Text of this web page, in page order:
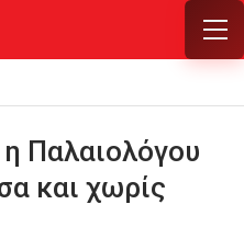
Παλαιολόγου
και χωρίς